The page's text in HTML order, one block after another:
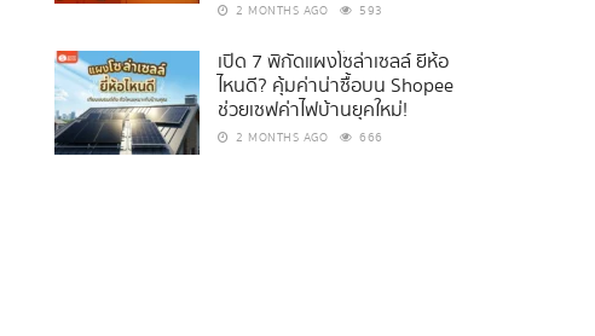
2 MONTHS AGO 593
เปิด 7 พิกัดแผงโซล่าเซลล์ ยี่ห้อ
ไหนดี? คุ้มค่าน่าซื้อบน Shopee
ช่วยเซฟค่าไฟบ้านยุคใหม่!
2 MONTHS AGO 666